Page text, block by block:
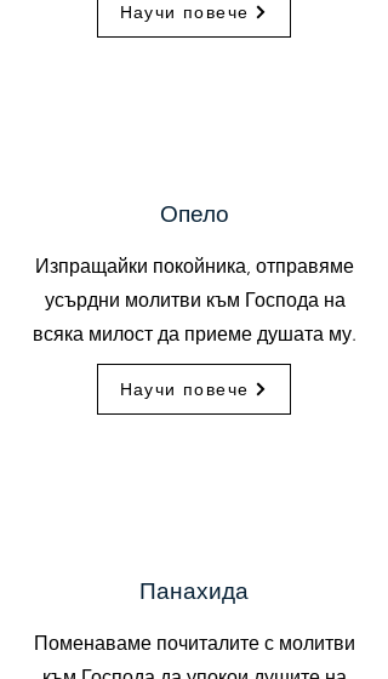
Научи повече
Опело
Изпращайки покойника, отправяме
усърдни молитви към Господа на
всяка милост да приеме душата му.
Научи повече
Панахида
Поменаваме почиталите с молитви